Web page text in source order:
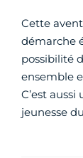
Cette
démarche
possibilité
ensemble
C’est
jeunesse